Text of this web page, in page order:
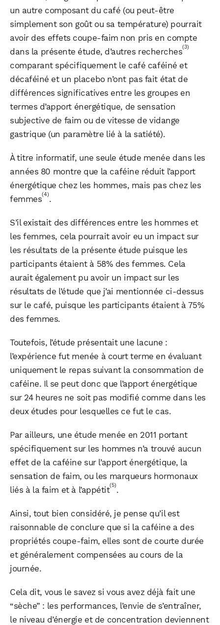
un autre composant du café (ou peut-être
simplement son goût ou sa température) pourrait
avoir des effets coupe-faim non pris en compte
dans la présente étude, d’autres recherches(3)
comparant spécifiquement le café caféiné et
décaféiné et un placebo n’ont pas fait état de
différences significatives entre les groupes en
termes d’apport énergétique, de sensation
subjective de faim ou de vitesse de vidange
gastrique (un paramètre lié à la satiété).
À titre informatif, une seule étude menée dans les
années 80 montre que la caféine réduit l’apport
énergétique chez les hommes, mais pas chez les
femmes(4).
S’il existait des différences entre les hommes et
les femmes, cela pourrait avoir eu un impact sur
les résultats de la présente étude puisque les
participants étaient à 58% des femmes. Cela
aurait également pu avoir un impact sur les
résultats de l’étude que j’ai mentionnée ci-dessus
sur le café, puisque les participants étaient à 75%
des femmes.
Toutefois, l’étude présentait une lacune :
l’expérience fut menée à court terme en évaluant
uniquement le repas suivant la consommation de
caféine. Il se peut donc que l’apport énergétique
sur 24 heures ne soit pas modifié comme dans les
deux études pour lesquelles ce fut le cas.
Par ailleurs, une étude menée en 2011 portant
spécifiquement sur les hommes n’a trouvé aucun
effet de la caféine sur l’apport énergétique, la
sensation de faim, ou les marqueurs hormonaux
liés à la faim et à l’appétit(5).
Ainsi, tout bien considéré, je pense qu’il est
raisonnable de conclure que si la caféine a des
propriétés coupe-faim, elles sont de courte durée
et généralement compensées au cours de la
journée.
Cela dit, vous le savez si vous avez déjà fait une
“sèche” : les performances, l’envie de s’entraîner,
le niveau d’énergie et de concentration deviennent